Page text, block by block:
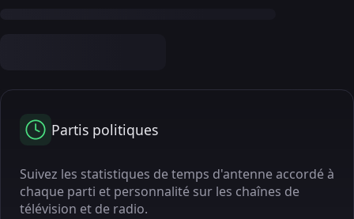
Partis politiques
Suivez les statistiques de temps d'antenne accordé à
chaque parti et personnalité sur les chaînes de
télévision et de radio.